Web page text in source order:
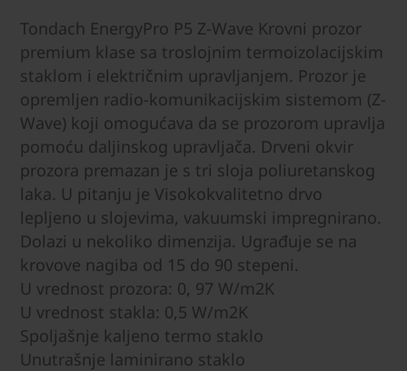
Tondach EnergyPro P5 Z-Wave Krovni prozor
premium klase sa troslojnim termoizolacijskim
staklom i električnim upravljanjem. Prozor je
opremljen radio-komunikacijskim sistemom (Z-
Wave) koji omogućava da se prozorom upravlja
pomoću daljinskog upravljača. Drveni okvir
prozora premazan je s tri sloja poliuretanskog
laka. U pitanju je Visokokvalitetno drvo
lepljeno u slojevima, vakuumski impregnirano.
Dolazi u nekoliko dimenzija. Ugrađuje se na
krovove nagiba od 15 do 90 stepeni.
U vrednost prozora: 0, 97 W/m2K
U vrednost stakla: 0,5 W/m2K
Spoljašnje kaljeno termo staklo
Unutrašnje laminirano staklo